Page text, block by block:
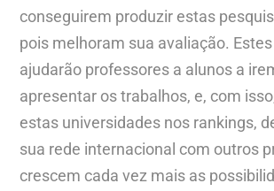
conseguirem produzir estas
pois melhoram sua avaliação.
ajudarão professores a alunos a
apresentar os trabalhos, e, com
estas universidades nos rankings,
sua rede internacional com outros
crescem cada vez mais as